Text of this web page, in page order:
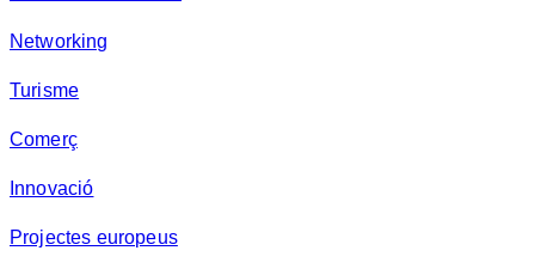
Networking
Turisme
Comerç
Innovació
Projectes europeus